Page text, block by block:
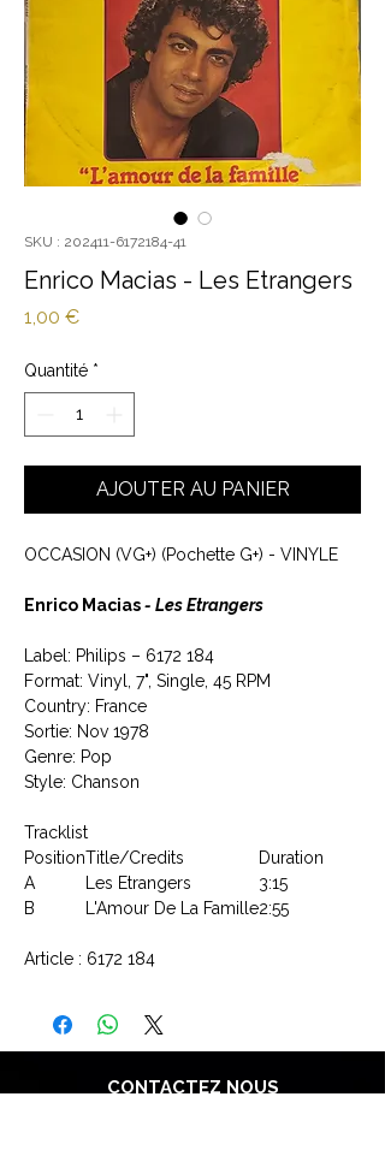
SKU : 202411-6172184-41
Enrico Macias - Les Etrangers
1,00 €Prix
Quantité *
AJOUTER AU PANIER
OCCASION (VG+) (Pochette G+) - VINYLE
Enrico Macias- Les Etrangers
Label: Philips ‎– 6172 184
Format: Vinyl, 7", Single, 45 RPM
Country: France
Sortie: Nov 1978
Genre: Pop
Style: Chanson
Tracklist
PositionTitle/Credits
Duration
A
Les Etrangers
3:15
B
L'Amour De La Famille2:55
Article : 6172 184
CONTACTEZ NOUS